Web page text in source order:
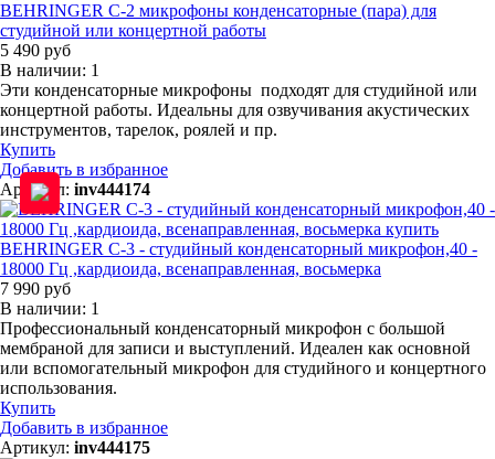
BEHRINGER C-2 микрофоны конденсаторные (пара) для
студийной или концертной работы
5 490 руб
В наличии: 1
Эти конденсаторные микрофоны подходят для студийной или
концертной работы. Идеальны для озвучивания акустических
инструментов, тарелок, роялей и пр.
Купить
Добавить в избранное
Артикул: inv444174
BEHRINGER C-3 - студийный конденсаторный микрофон,40 -
18000 Гц ,кардиоида, всенаправленная, восьмерка
7 990 руб
В наличии: 1
Профессиональный конденсаторный микрофон с большой
мембраной для записи и выступлений. Идеален как основной
или вспомогательный микрофон для студийного и концертного
использования.
Купить
Добавить в избранное
Артикул: inv444175